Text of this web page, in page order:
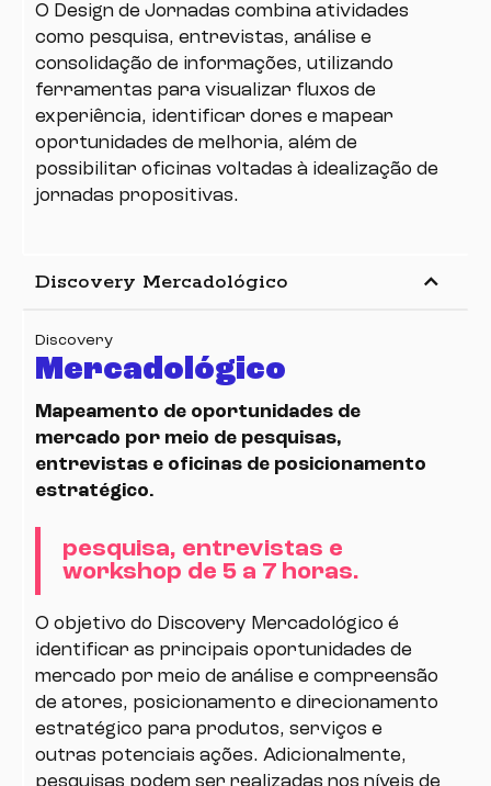
O Design de Jornadas combina atividades
como pesquisa, entrevistas, análise e
consolidação de informações, utilizando
ferramentas para visualizar fluxos de
experiência, identificar dores e mapear
oportunidades de melhoria, além de
possibilitar oficinas voltadas à idealização de
jornadas propositivas.
Discovery Mercadológico keyboard_arrow_up
Discovery
Mercadológico
Mapeamento de oportunidades de
mercado por meio de pesquisas,
entrevistas e oficinas de posicionamento
estratégico.
pesquisa, entrevistas e
workshop de 5 a 7 horas.
O objetivo do Discovery Mercadológico é
identificar as principais oportunidades de
mercado por meio de análise e compreensão
de atores, posicionamento e direcionamento
estratégico para produtos, serviços e
outras potenciais ações. Adicionalmente,
pesquisas podem ser realizadas nos níveis de
All rights reserved.